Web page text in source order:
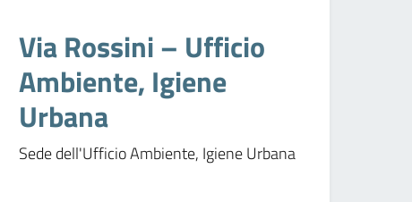
Via Rossini – Ufficio
Ambiente, Igiene
Urbana
Sede dell'Ufficio Ambiente, Igiene Urbana